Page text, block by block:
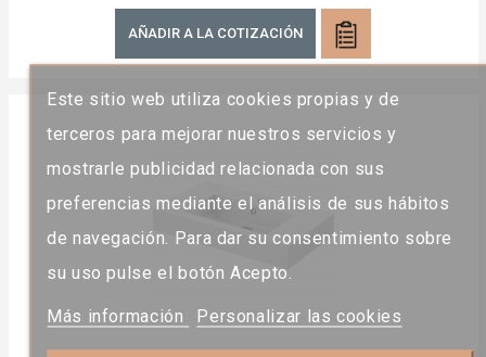
Este sitio web utiliza cookies propias y de
terceros para mejorar nuestros servicios y
mostrarle publicidad relacionada con sus
preferencias mediante el análisis de sus hábitos
de navegación. Para dar su consentimiento sobre
su uso pulse el botón Acepto.
Más información Personalizar las cookies
AÑADIR A LA COTIZACIÓN